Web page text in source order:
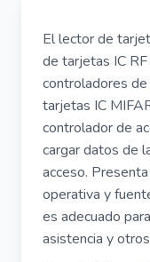
El lector de
de tarjetas IC
controladores
tarjetas IC
controlador de
cargar datos de
acceso.
operativa y
es adecuado
asistencia y